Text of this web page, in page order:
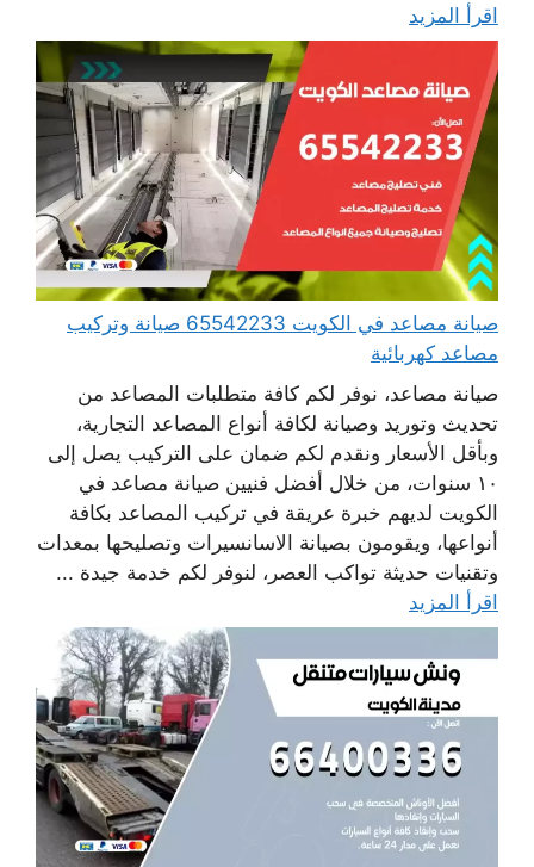
اقرأ المزيد
صيانة مصاعد في الكويت 65542233 صيانة وتركيب
مصاعد كهربائية
صيانة مصاعد، نوفر لكم كافة متطلبات المصاعد من
تحديث وتوريد وصيانة لكافة أنواع المصاعد التجارية،
وبأقل الأسعار ونقدم لكم ضمان على التركيب يصل إلى
١٠ سنوات، من خلال أفضل فنيين صيانة مصاعد في
الكويت لديهم خبرة عريقة في تركيب المصاعد بكافة
أنواعها، ويقومون بصيانة الاسانسيرات وتصليحها بمعدات
وتقنيات حديثة تواكب العصر، لنوفر لكم خدمة جيدة ...
اقرأ المزيد